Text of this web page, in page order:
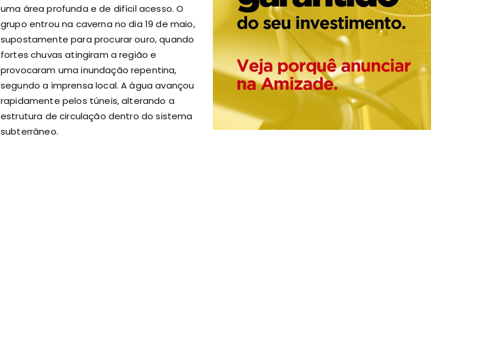
uma área profunda e de difícil acesso. O
grupo entrou na caverna no dia 19 de maio,
supostamente para procurar ouro, quando
fortes chuvas atingiram a região e
provocaram uma inundação repentina,
segundo a imprensa local. A água avançou
rapidamente pelos túneis, alterando a
estrutura de circulação dentro do sistema
subterrâneo.